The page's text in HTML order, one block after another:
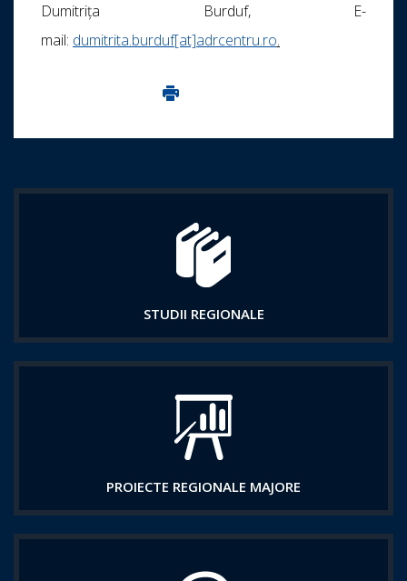
Dumitrița Burduf, E-
mail: dumitrita.burduf[at]adrcentru.ro.
Imprima aceasta pagina
STUDII REGIONALE
PROIECTE REGIONALE MAJORE